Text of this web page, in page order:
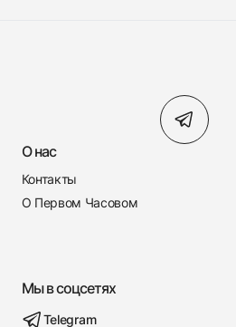
О нас
Контакты
О Первом Часовом
Мы в соцсетях
Telegram